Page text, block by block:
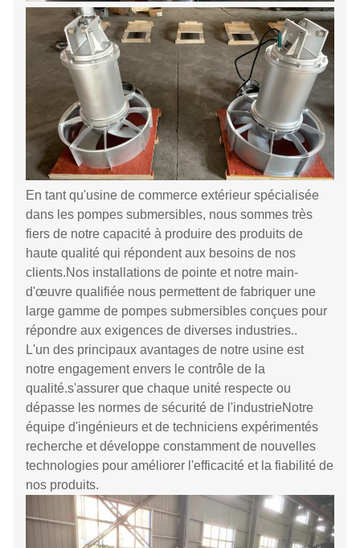
En tant qu'usine de commerce extérieur spécialisée
dans les pompes submersibles, nous sommes très
fiers de notre capacité à produire des produits de
haute qualité qui répondent aux besoins de nos
clients.Nos installations de pointe et notre main-
d'œuvre qualifiée nous permettent de fabriquer une
large gamme de pompes submersibles conçues pour
répondre aux exigences de diverses industries..
L'un des principaux avantages de notre usine est
notre engagement envers le contrôle de la
qualité.s'assurer que chaque unité respecte ou
dépasse les normes de sécurité de l'industrieNotre
équipe d'ingénieurs et de techniciens expérimentés
recherche et développe constamment de nouvelles
technologies pour améliorer l'efficacité et la fiabilité de
nos produits.